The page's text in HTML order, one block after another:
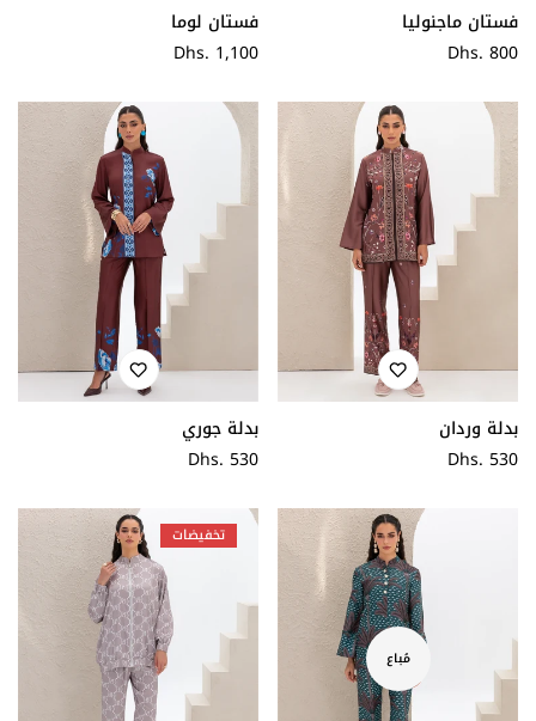
فستان ماجنوليا
سعر
Dhs. 800
فستان لوما
سعر
Dhs. 1,100
بدلة وردان
سعر
Dhs. 530
بدلة جوري
سعر
Dhs. 530
مُباع
تخفيضات